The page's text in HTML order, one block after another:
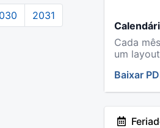
2031
Cada
um
Baixar